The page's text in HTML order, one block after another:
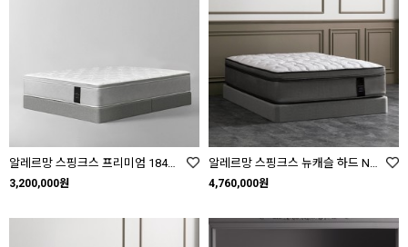
알레르망 스핑크스 프리미엄 1840 Premium 1840 SS Q K
3,200,000원
알레르망 스핑크스 뉴캐슬 하드 NEWCASTLE HARD SS Q K LK
4,760,000원